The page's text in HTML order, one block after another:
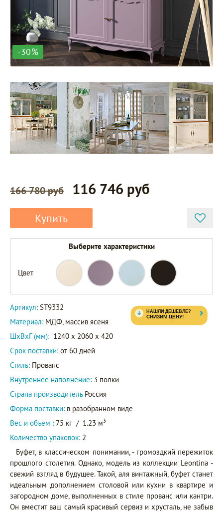
-30%
166 780 руб 116 746 руб
Купить
Выберите характеристики
Цвет
ST9332
ST9332L
ST9332B
Артикул: ST9332
Материал: МДФ, массив ясеня
ШxВxГ (мм): 1240 x 2060 x 420
Срок поставки: от 60 дней
Стиль: Прованс
Внутреннее наполнение: 3 полки
Страна производитель Россия
Форма поставки: в разобранном виде
Вес и объем : 75 кг / 1.23 м3
Количество упаковок: 2
Буфет, в классическом понимании, - громоздкий пережиток
прошлого столетия. Однако, модель из коллекции Leontina -
свежий взгляд в будущее. Такой, аля винтажный, буфет станет
идеальным дополнением столовой или кухни в квартире и
загородном доме, выполненных в стиле прованс или кантри.
Он вместит ваш самый красивый сервиз и хрусталь, не забыв